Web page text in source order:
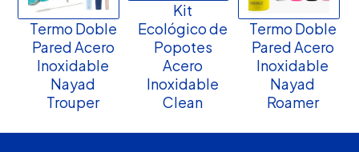
Termo Doble
Pared Acero
Inoxidable
Nayad
Trouper
Kit
Ecológico de
Popotes
Acero
Inoxidable
Clean
Termo Doble
Pared Acero
Inoxidable
Nayad
Roamer